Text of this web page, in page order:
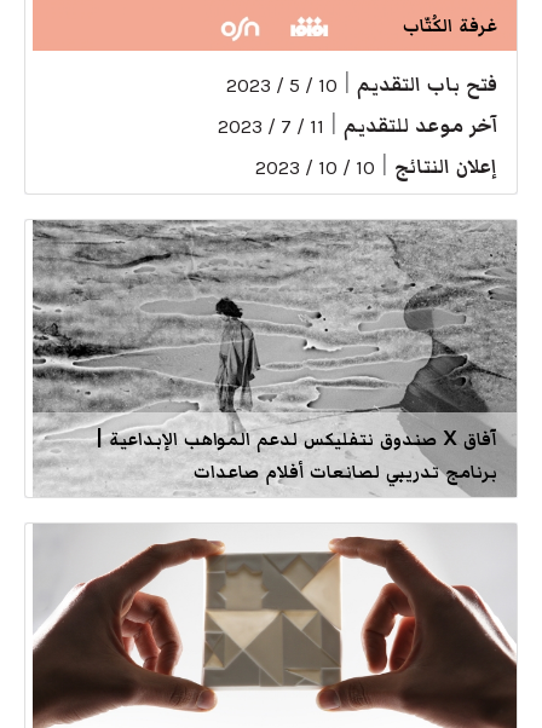
غرفة الكُتّاب
فتح باب التقديم 10 / 5 / 2023
آخر موعد للتقديم 11 / 7 / 2023
إعلان النتائج 10 / 10 / 2023
آفاق X صندوق نتفليكس لدعم المواهب الإبداعية |
برنامج تدريبي لصانعات أفلام صاعدات